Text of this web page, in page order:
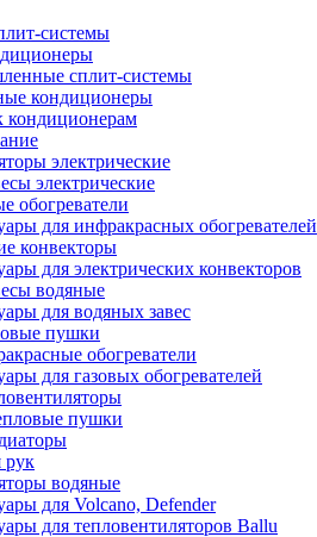
системы
сплит-системы
кондиционеры
кондиционерам
электрические
электрические
обогреватели
для инфракрасных обогревателей
конвекторы
для электрических конвекторов
водяные
для водяных завес
пушки
обогреватели
для газовых обогревателей
пушки
рук
водяные
для Volcano, Defender
для тепловентиляторов Ballu